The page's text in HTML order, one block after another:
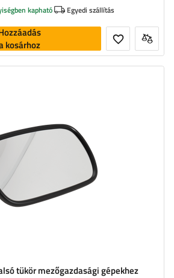
kapható Egyedi szállítás
kosárhoz
tükör mezőgazdasági gépekhez